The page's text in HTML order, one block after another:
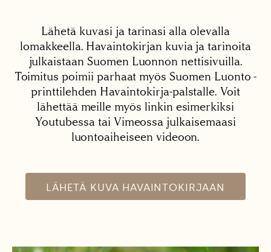
Lähetä kuvasi ja tarinasi alla olevalla
lomakkeella. Havaintokirjan kuvia ja tarinoita
julkaistaan Suomen Luonnon nettisivuilla.
Toimitus poimii parhaat myös Suomen Luonto -
printtilehden Havaintokirja-palstalle. Voit
lähettää meille myös linkin esimerkiksi
Youtubessa tai Vimeossa julkaisemaasi
luontoaiheiseen videoon.
LÄHETÄ KUVA HAVAINTOKIRJAAN